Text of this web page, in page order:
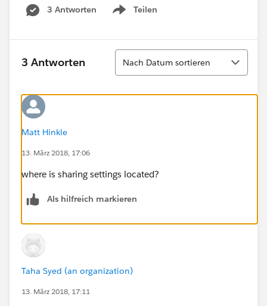
3 Antworten
Teilen
Show menu
3 Antworten
Sortieren
Nach Datum sortieren
Matt Hinkle
13. März 2018, 17:06
where is sharing settings located?
Als hilfreich markieren
Taha Syed (an organization)
13. März 2018, 17:11